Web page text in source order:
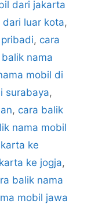
dari jakarta
luar kota,
, cara
nama
mobil di
surabaya,
, cara balik
nama mobil
ke
ke jogja,
balik nama
mobil jawa